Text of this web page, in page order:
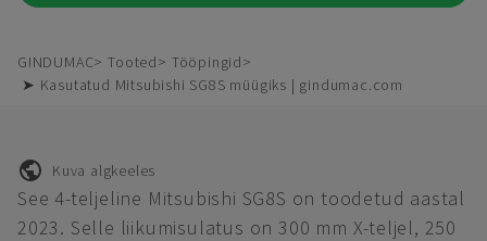
GINDUMAC Tooted
Tööpingid
➤ Kasutatud Mitsubishi SG8S müügiks | gindumac.com
Kuva algkeeles
See 4-teljeline Mitsubishi SG8S on toodetud aastal
2023. Selle liikumisulatus on 300 mm X-teljel, 250